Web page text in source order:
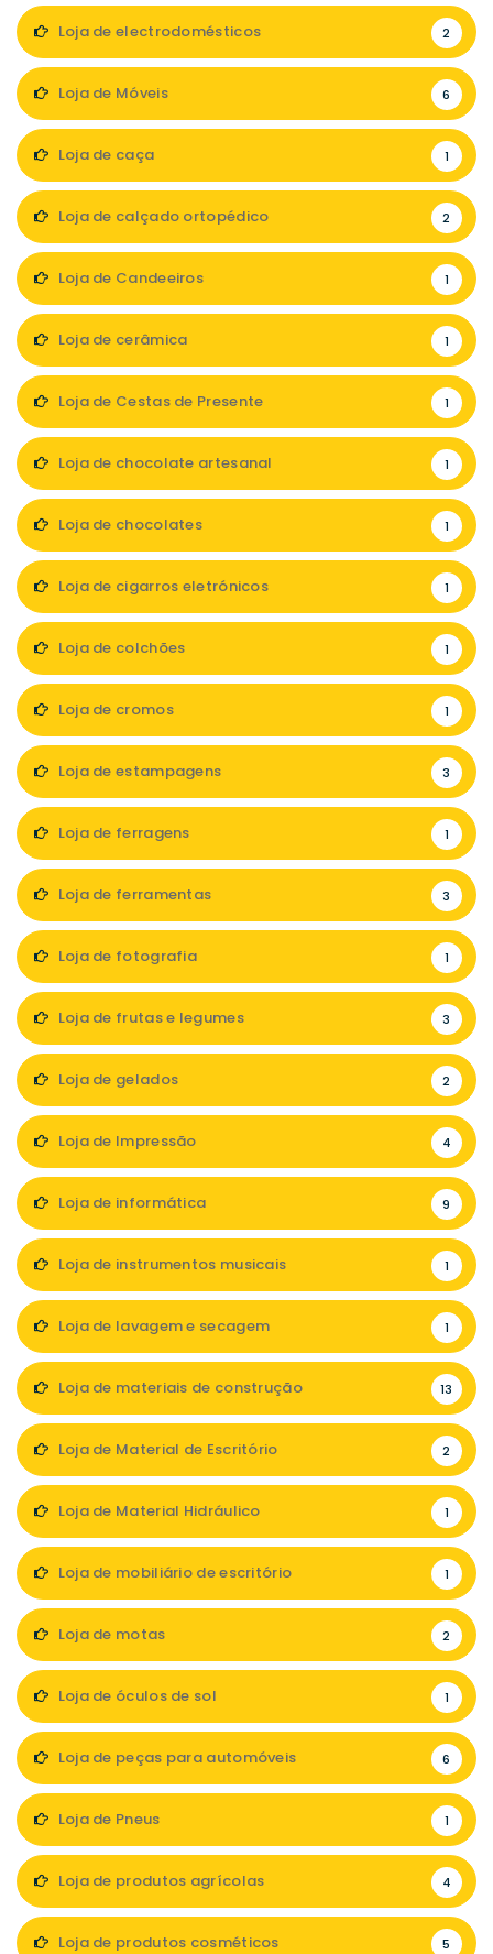
Loja de electrodomésticos 2
Loja de Móveis 6
Loja de caça 1
Loja de calçado ortopédico 2
Loja de Candeeiros 1
Loja de cerâmica 1
Loja de Cestas de Presente 1
Loja de chocolate artesanal 1
Loja de chocolates 1
Loja de cigarros eletrónicos 1
Loja de colchões 1
Loja de cromos 1
Loja de estampagens 3
Loja de ferragens 1
Loja de ferramentas 3
Loja de fotografia 1
Loja de frutas e legumes 3
Loja de gelados 2
Loja de Impressão 4
Loja de informática 9
Loja de instrumentos musicais 1
Loja de lavagem e secagem 1
Loja de materiais de construção 13
Loja de Material de Escritório 2
Loja de Material Hidráulico 1
Loja de mobiliário de escritório 1
Loja de motas 2
Loja de óculos de sol 1
Loja de peças para automóveis 6
Loja de Pneus 1
Loja de produtos agrícolas 4
Loja de produtos cosméticos 5